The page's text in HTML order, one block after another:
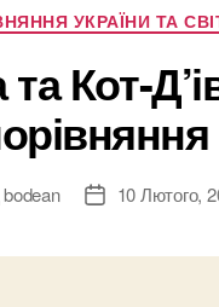
Категорії
УКРАЇНИ ТА
та Кот-
bodean
Дата10 Лютого,